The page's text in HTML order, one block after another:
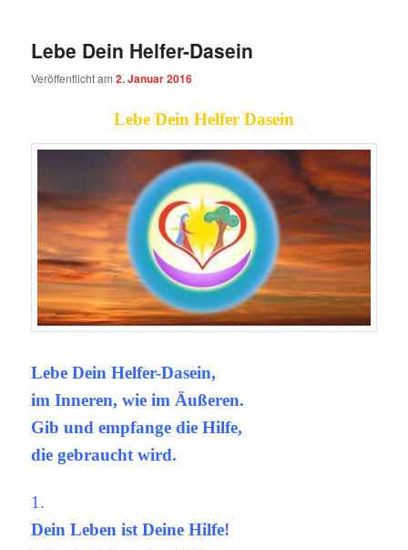
Lebe Dein Helfer-Dasein
Veröffentlicht am2. Januar 2016
Lebe Dein Helfer Dasein
Lebe Dein Helfer-Dasein,
im Inneren, wie im Äußeren.
Gib und empfange die Hilfe,
die gebraucht wird.
1.
Dein Leben ist Deine Hilfe!